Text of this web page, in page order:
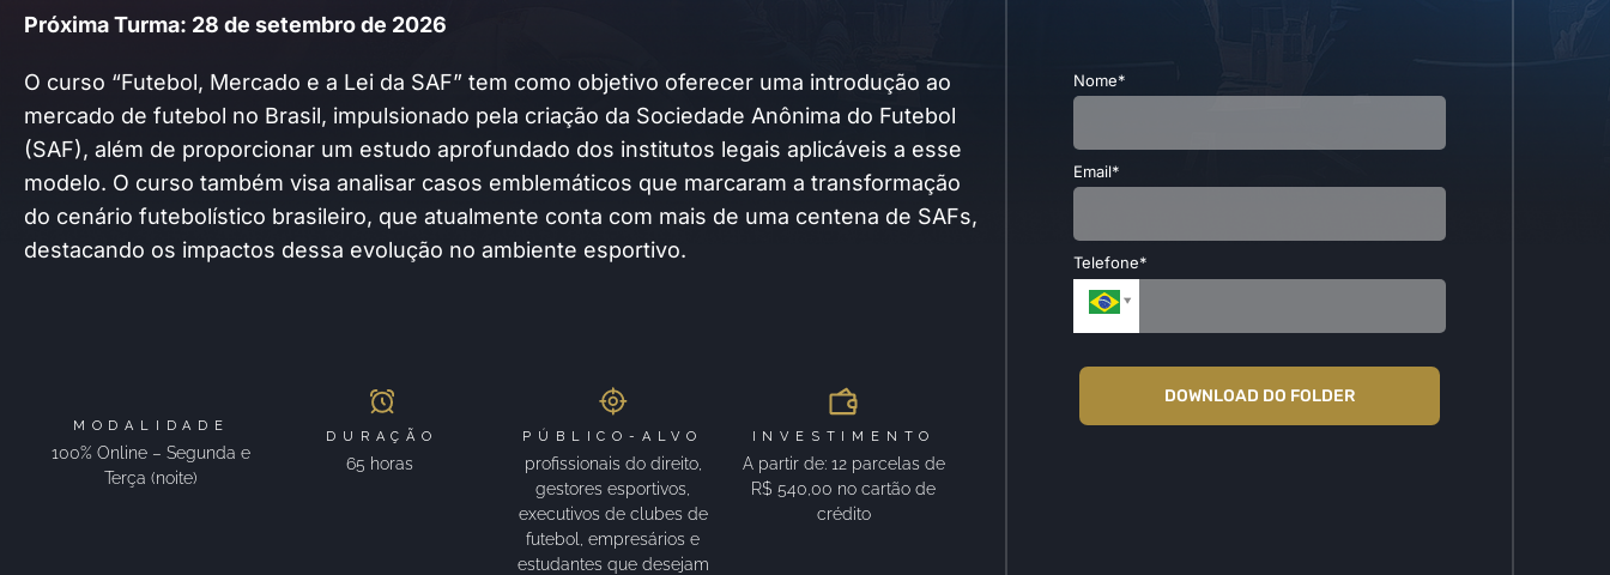
Próxima Turma: 28 de setembro de 2026
O curso “Futebol, Mercado e a Lei da SAF” tem como objetivo oferecer uma introdução ao
mercado de futebol no Brasil, impulsionado pela criação da Sociedade Anônima do Futebol
(SAF), além de proporcionar um estudo aprofundado dos institutos legais aplicáveis a esse
modelo. O curso também visa analisar casos emblemáticos que marcaram a transformação
do cenário futebolístico brasileiro, que atualmente conta com mais de uma centena de SAFs,
destacando os impactos dessa evolução no ambiente esportivo.
MODALIDADE
100% Online – Segunda e
Terça (noite)
DURAÇÃO
65 horas
PÚBLICO-ALVO
profissionais do direito,
gestores esportivos,
executivos de clubes de
futebol, empresários e
estudantes que desejam
INVESTIMENTO
A partir de: 12 parcelas de
R$ 540,00 no cartão de
crédito
Nome*
Email*
Telefone*
DOWNLOAD DO FOLDER